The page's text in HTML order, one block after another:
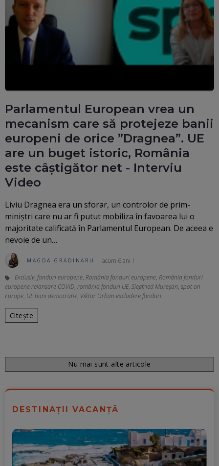
Parlamentul European vrea un
mecanism care să protejeze banii
europeni de orice ”Dragnea”. UE
are un buget istoric, România
este câștigător net - Interviu
Video
Liviu Dragnea era un sforar, un controlor de prim-
miniștri care nu ar fi putut mobiliza în favoarea lui o
majoritate calificată în Parlamentul European. De aceea e
nevoie de un…
MAGDA GRĂDINARU acum 6 ani
Exclusiv, fonduri europene, România fonduri europene, România fonduri
europene relansare COVID, românia fonduri UE, Siegfried Mureșan, spot on
Europe, UE bani democratie, Viktor Orban excludere fonduri
Citește
Nu mai sunt alte articole
DESTINAȚII VACANȚĂ